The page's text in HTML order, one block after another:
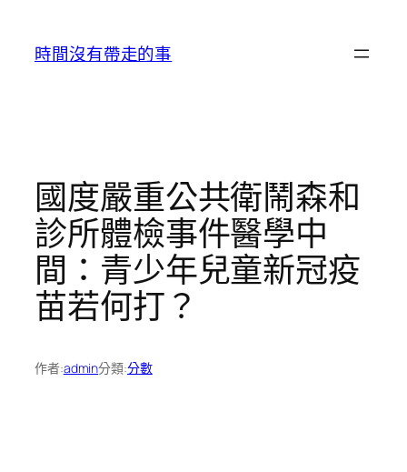
時間沒有帶走的事
國度嚴重公共衛鬧森和
診所體檢事件醫學中
間：青少年兒童新冠疫
苗若何打？
作者:admin分類:分數